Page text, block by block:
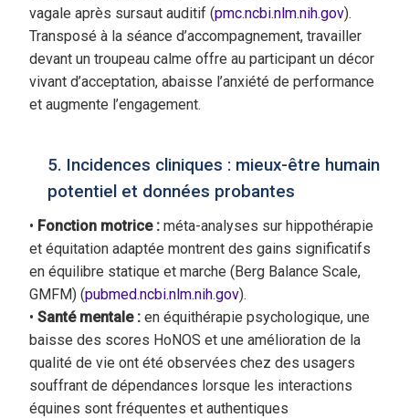
vagale après sursaut auditif (pmc.ncbi.nlm.nih.gov).
Transposé à la séance d’accompagnement, travailler
devant un troupeau calme offre au participant un décor
vivant d’acceptation, abaisse l’anxiété de performance
et augmente l’engagement.
5. Incidences cliniques : mieux-être humain
potentiel et données probantes
• Fonction motrice : méta-analyses sur hippothérapie
et équitation adaptée montrent des gains significatifs
en équilibre statique et marche (Berg Balance Scale,
GMFM) (pubmed.ncbi.nlm.nih.gov).
• Santé mentale : en équithérapie psychologique, une
baisse des scores HoNOS et une amélioration de la
qualité de vie ont été observées chez des usagers
souffrant de dépendances lorsque les interactions
équines sont fréquentes et authentiques